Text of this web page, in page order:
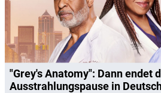
"Grey's Anatomy": Dann endet
Ausstrahlungspause in